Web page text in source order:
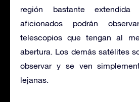
región bastante extendida
aficionados podrán
telescopios que tengan al
abertura. Los demás satélites
observar y se ven
lejanas.